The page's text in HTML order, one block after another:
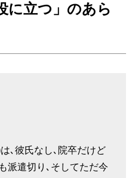
に立つ」のあら
､彼氏なし､院卒だけど
派遣切り､そしてただ今